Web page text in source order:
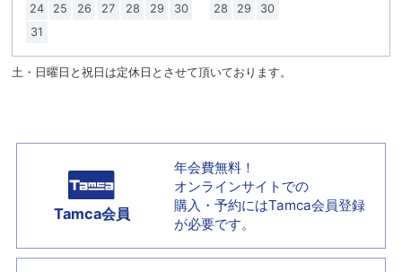
24
25 26 27 28 29
30
31
28
29 30
土・日曜日と祝日は定休日とさせて頂いております。
Tamca会員
年会費無料！
オンラインサイトでの
購入・予約にはTamca会員登録
が必要です。